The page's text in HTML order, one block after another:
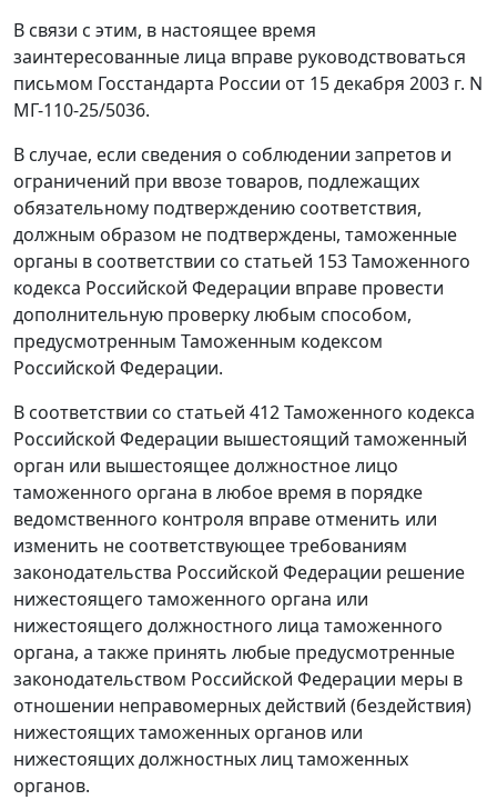
В связи с этим, в настоящее время
заинтересованные лица вправе руководствоваться
письмом Госстандарта России от 15 декабря 2003 г. N
МГ-110-25/5036.
В случае, если сведения о соблюдении запретов и
ограничений при ввозе товаров, подлежащих
обязательному подтверждению соответствия,
должным образом не подтверждены, таможенные
органы в соответствии со статьей 153 Таможенного
кодекса Российской Федерации вправе провести
дополнительную проверку любым способом,
предусмотренным Таможенным кодексом
Российской Федерации.
В соответствии со статьей 412 Таможенного кодекса
Российской Федерации вышестоящий таможенный
орган или вышестоящее должностное лицо
таможенного органа в любое время в порядке
ведомственного контроля вправе отменить или
изменить не соответствующее требованиям
законодательства Российской Федерации решение
нижестоящего таможенного органа или
нижестоящего должностного лица таможенного
органа, а также принять любые предусмотренные
законодательством Российской Федерации меры в
отношении неправомерных действий (бездействия)
нижестоящих таможенных органов или
нижестоящих должностных лиц таможенных
органов.